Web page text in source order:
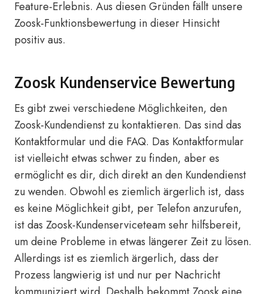
Feature-Erlebnis. Aus diesen Gründen fällt unsere
Zoosk-Funktionsbewertung in dieser Hinsicht
positiv aus.
Zoosk Kundenservice Bewertung
Es gibt zwei verschiedene Möglichkeiten, den
Zoosk-Kundendienst zu kontaktieren. Das sind das
Kontaktformular und die FAQ. Das Kontaktformular
ist vielleicht etwas schwer zu finden, aber es
ermöglicht es dir, dich direkt an den Kundendienst
zu wenden. Obwohl es ziemlich ärgerlich ist, dass
es keine Möglichkeit gibt, per Telefon anzurufen,
ist das Zoosk-Kundenserviceteam sehr hilfsbereit,
um deine Probleme in etwas längerer Zeit zu lösen.
Allerdings ist es ziemlich ärgerlich, dass der
Prozess langwierig ist und nur per Nachricht